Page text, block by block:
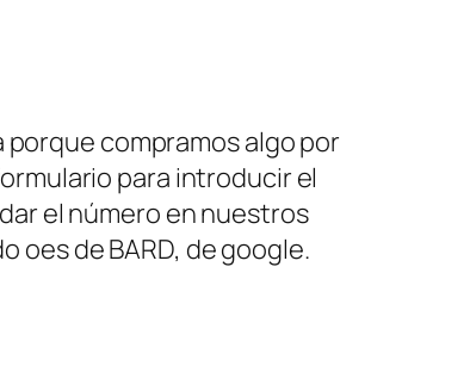
compramos algo por
para introducir el
el número en nuestros
oes de BARD, de google.